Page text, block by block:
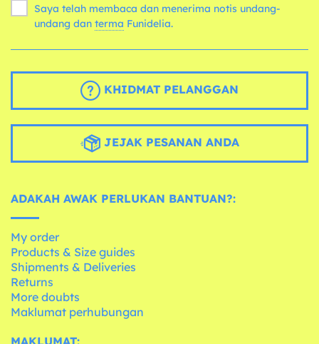
Saya telah membaca dan menerima notis undang-
undang dan terma Funidelia.
KHIDMAT PELANGGAN
JEJAK PESANAN ANDA
ADAKAH AWAK PERLUKAN BANTUAN?:
My order
Products & Size guides
Shipments & Deliveries
Returns
More doubts
Maklumat perhubungan
MAKLUMAT: